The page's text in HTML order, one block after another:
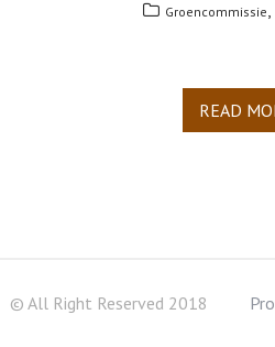
Groencommissie,
READ
© All Right Reserved 2018